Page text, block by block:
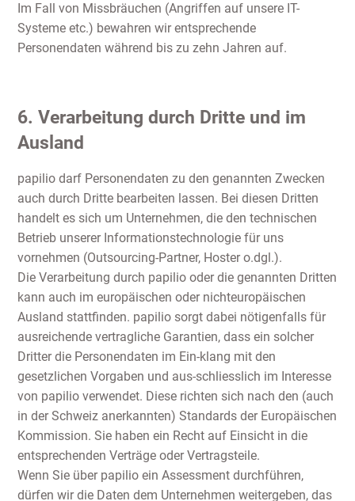
Im Fall von Missbräuchen (Angriffen auf unsere IT-
Systeme etc.) bewahren wir entsprechende
Personendaten während bis zu zehn Jahren auf.
6. Verarbeitung durch Dritte und im
Ausland
papilio darf Personendaten zu den genannten Zwecken
auch durch Dritte bearbeiten lassen. Bei diesen Dritten
handelt es sich um Unternehmen, die den technischen
Betrieb unserer Informationstechnologie für uns
vornehmen (Outsourcing-Partner, Hoster o.dgl.).
Die Verarbeitung durch papilio oder die genannten Dritten
kann auch im europäischen oder nichteuropäischen
Ausland stattfinden. papilio sorgt dabei nötigenfalls für
ausreichende vertragliche Garantien, dass ein solcher
Dritter die Personendaten im Ein-klang mit den
gesetzlichen Vorgaben und aus-schliesslich im Interesse
von papilio verwendet. Diese richten sich nach den (auch
in der Schweiz anerkannten) Standards der Europäischen
Kommission. Sie haben ein Recht auf Einsicht in die
entsprechenden Verträge oder Vertragsteile.
Wenn Sie über papilio ein Assessment durchführen,
dürfen wir die Daten dem Unternehmen weitergeben, das